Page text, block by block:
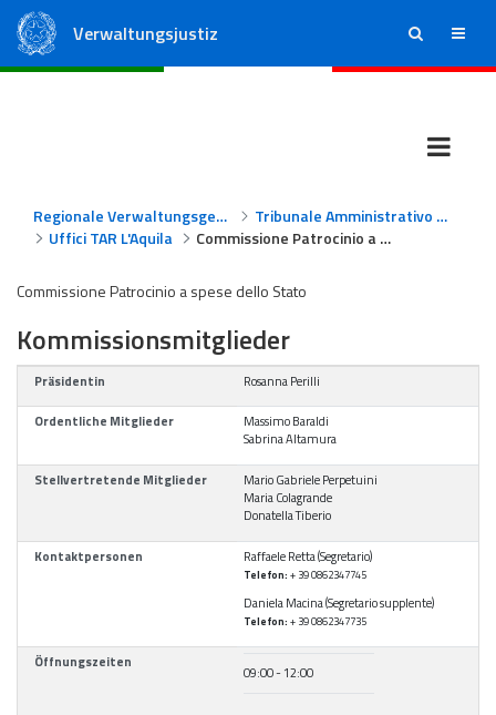
Verwaltungsjustiz ricerca menu
Regionale Verwaltungsgerichte
Tribunale Amministrativo Regionale per l'Abruzzo - L'Aquila
Uffici TAR L'Aquila
Commissione Patrocinio a spese dello Stato
Commissione Patrocinio a spese dello Stato
Kommissionsmitglieder
Präsidentin Rosanna Perilli
Ordentliche Mitglieder
Massimo Baraldi
Sabrina Altamura
Stellvertretende Mitglieder
Mario Gabriele Perpetuini
Maria Colagrande
Donatella Tiberio
Kontaktpersonen Raffaele Retta (Segretario)
Telefon: + 39 0862347745
Daniela Macina (Segretario supplente)
Telefon: + 39 0862347735
Öffnungszeiten
09:00 - 12:00